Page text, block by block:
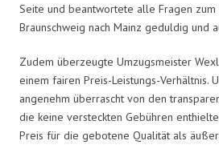
Seite und beantwortete alle Fragen zum
Braunschweig nach Mainz geduldig und
Zudem überzeugte Umzugsmeister
einem fairen Preis-Leistungs-Verhältnis.
angenehm überrascht von den
die keine versteckten Gebühren
Preis für die gebotene Qualität als